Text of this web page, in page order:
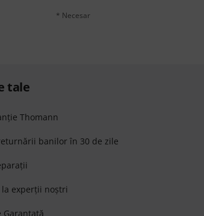
* Necesar
tale
Thomann
banilor în 30 de zile
experții noștri
Garantată